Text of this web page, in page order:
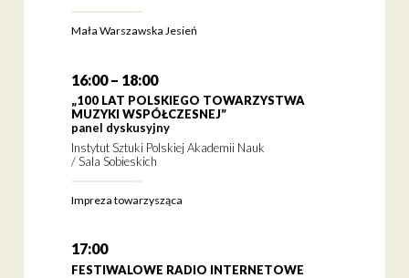
Mała Warszawska Jesień
16:00 – 18:00
„100 LAT POLSKIEGO TOWARZYSTWA
MUZYKI WSPÓŁCZESNEJ”
panel dyskusyjny
Instytut Sztuki Polskiej Akademii Nauk
/ Sala Sobieskich
Impreza towarzysząca
17:00
FESTIWALOWE RADIO INTERNETOWE